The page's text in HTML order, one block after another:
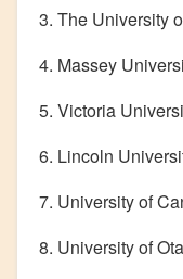
3. The University
4. Massey
5. Victoria
6. Lincoln
7. University of
8. University of